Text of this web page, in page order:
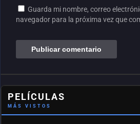
Guarda mi nombre, correo
navegador para la próxima vez que
PELÍCULAS
MÁS VISTOS
431
vistas